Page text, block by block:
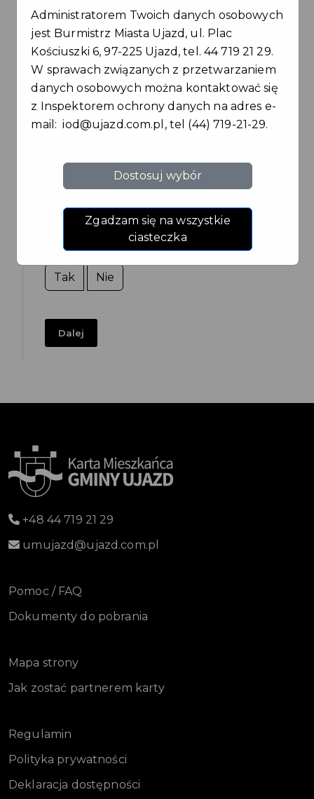
i nie osiągam dochodów
Tak Nie
Złożyłem zgłoszenie aktualizacyjne ZAP-3 w
Urzędzie Skarbowym w Tomaszowie
Mazowieckim, ponieważ mieszkam w Gminie
Ujazd krócej niż rok
Nie osiągam dochodów, ale przedkładam
rachunek za media lub inny dokument
potwierdzający adres zamieszkania na
terenie Gminy Ujazd
Tak Nie
Dalej
+48 44 719 21 29
umujazd@ujazd.com.pl
Pomoc / FAQ
Dokumenty do pobrania
Mapa strony
Jak zostać partnerem karty
Regulamin
Polityka prywatności
Deklaracja dostępności
Administratorem Twoich danych osobowych
jest Burmistrz Miasta Ujazd, ul. Plac
Kościuszki 6, 97-225 Ujazd, tel. 44 719 21 29.
W sprawach związanych z przetwarzaniem
danych osobowych można kontaktować się
z Inspektorem ochrony danych na adres e-
mail:iod@ujazd.com.pl , tel (44) 719-21-29.
Dostosuj wybór
Zgadzam się na wszystkie
ciasteczka